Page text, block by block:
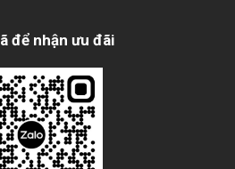
để nhận ưu đãi